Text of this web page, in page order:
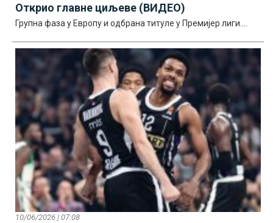
Открио главне циљеве (ВИДЕО)
Групна фаза у Европу и одбрана титуле у Премијер лиги....
10/06/2026 | 07:08